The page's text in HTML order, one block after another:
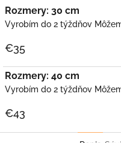
Rozmery: 30 cm
Vyrobím do 2 týždňov
€35
Rozmery: 40 cm
Vyrobím do 2 týždňov
€43